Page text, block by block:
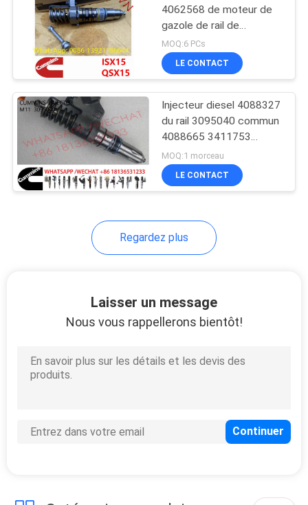
4062568 de moteur de
gazole de rail de
Cummins pour le moteur
diesel de Cummins
QSX15 ISX15
MOQ:6 PCs
LE CONTACT
Injecteur diesel 4088327
du rail 3095040 commun
4088665 3411753
3080429
MOQ:1 morceau
LE CONTACT
Regardez plus
Laisser un message
Nous vous rappellerons bientôt!